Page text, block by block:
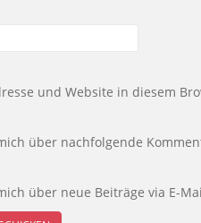
und Website in diesem
über nachfolgende
über neue Beiträge via E-